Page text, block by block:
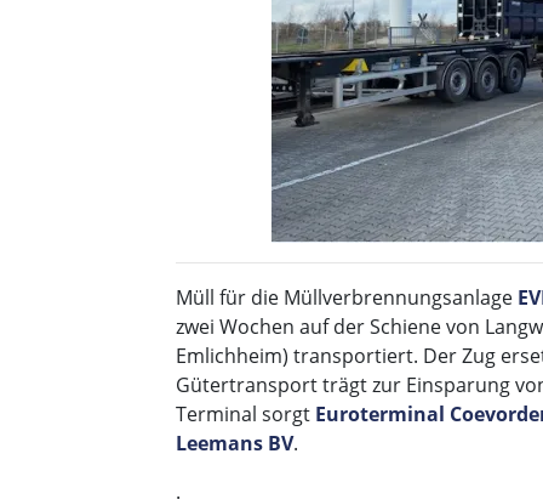
Müll für die Müllverbrennungsanlage
zwei Wochen auf der Schiene von
Emlichheim) transportiert. Der Zug
Gütertransport trägt zur Einsparung
Terminal sorgt Euroterminal
Leemans BV.
.